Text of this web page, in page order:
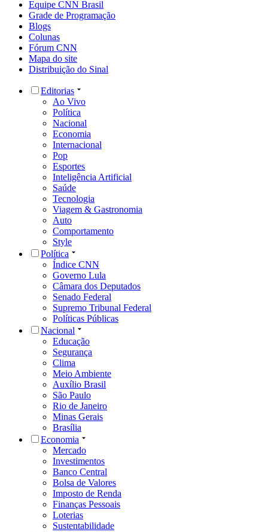
Equipe CNN Brasil
Grade de Programação
Blogs
Colunas
Fórum CNN
Mapa do site
Distribuição do Sinal
Editorias
Ao Vivo
Política
Nacional
Economia
Internacional
Pop
Esportes
Inteligência Artificial
Saúde
Tecnologia
Viagem & Gastronomia
Auto
Comportamento
Style
Política
Índice CNN
Governo Lula
Câmara dos Deputados
Senado Federal
Supremo Tribunal Federal
Políticas Públicas
Nacional
Educação
Segurança
Clima
Meio Ambiente
Auxílio Brasil
São Paulo
Rio de Janeiro
Minas Gerais
Brasília
Economia
Mercado
Investimentos
Banco Central
Bolsa de Valores
Imposto de Renda
Finanças Pessoais
Loterias
Sustentabilidade